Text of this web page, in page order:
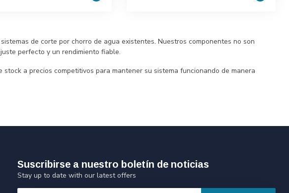
de corte por chorro de agua existentes. Nuestros componentes no son
perfecto y un rendimiento fiable.
a precios competitivos para mantener su sistema funcionando de manera
Suscribirse a nuestro boletín de noticias
Stay up to date with our latest offers